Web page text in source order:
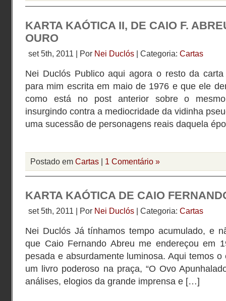
KARTA KAÓTICA II, DE CAIO F.
OURO
set 5th, 2011 | Por Nei Duclós | Categoria: Cartas
Nei Duclós Publico aqui agora o resto da
para mim escrita em maio de 1976 e que ele
como está no post anterior sobre o
insurgindo contra a mediocridade da vidinha
uma sucessão de personagens reais daquela
Postado em Cartas | 1 Comentário »
KARTA KAÓTICA DE CAIO
set 5th, 2011 | Por Nei Duclós | Categoria: Cartas
Nei Duclós Já tínhamos tempo acumulado, e
que Caio Fernando Abreu me endereçou em
pesada e absurdamente luminosa. Aqui temos
um livro poderoso na praça, “O Ovo
análises, elogios da grande imprensa e […]